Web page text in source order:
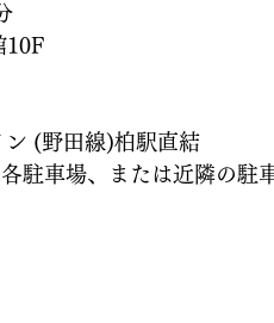
10F
ン (野田線)柏駅直結
駐車場、または近隣の駐